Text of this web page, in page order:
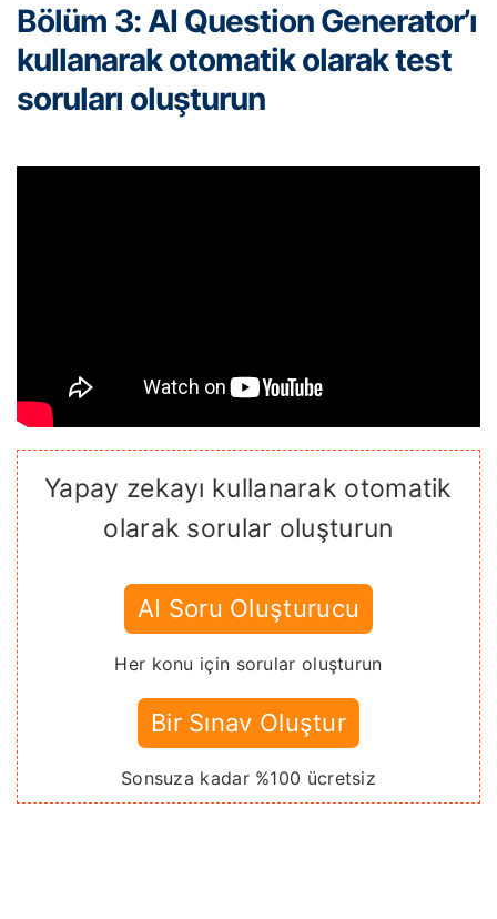
Bölüm 3: AI Question Generator’ı
kullanarak otomatik olarak test
soruları oluşturun
Yapay zekayı kullanarak otomatik
olarak sorular oluşturun
AI Soru Oluşturucu
Her konu için sorular oluşturun
Bir Sınav Oluştur
Sonsuza kadar %100 ücretsiz